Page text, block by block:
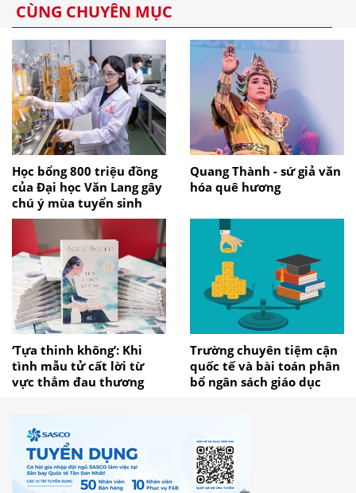
CÙNG CHUYÊN MỤC
Học bổng 800 triệu đồng
của Đại học Văn Lang gây
chú ý mùa tuyển sinh
Quang Thành - sứ giả văn
hóa quê hương
‘Tựa thinh không’: Khi
tình mẫu tử cất lời từ
vực thẳm đau thương
Trường chuyên tiệm cận
quốc tế và bài toán phân
bổ ngân sách giáo dục